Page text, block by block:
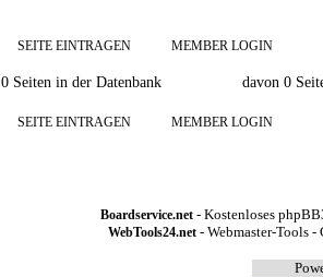
SEITE EINTRAGEN MEMBER LOGIN
0 Seiten in der Datenbank davon 0
SEITE EINTRAGEN MEMBER LOGIN
Boardservice.net- Kostenloses
WebTools24.net- Webmaster-Tools -